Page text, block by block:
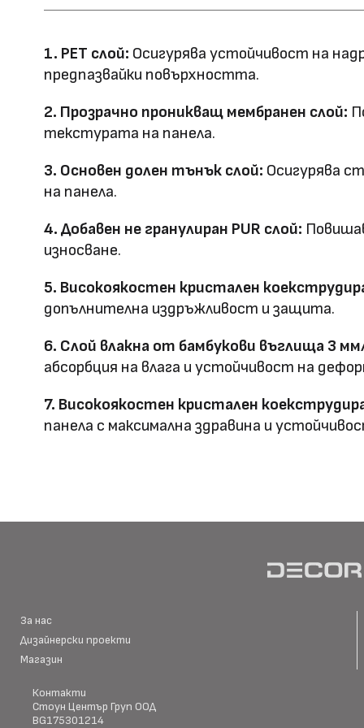
Дебелина: 5/8
технология
Матова PETG
Оценка за
ефективност
Клас на горимост
Предимства водоустойчив &
снаждане
Фрезовано снаждане /
профил
HD Принтирани
Материал \\
Повърхностна
технология
1. PET слой: Осигурява устойчивост на
предпазвайки повърхността.
2. Прозрачно проникващ мембранен слой:
текстурата на панела.
3. Основен долен тънък слой: Осигурява
на панела.
4. Добавен не гранулиран PUR слой:
износване.
5. Високоякостен кристален
допълнителна издръжливост и защита.
6. Слой влакна от бамбукови въглища 3
абсорбция на влага и устойчивост на
7. Високоякостен кристален
панела с максимална здравина и
За нас
Дизайнерски проекти
Магазин
Контакти
Стоун Център Груп ООД
BG175301214